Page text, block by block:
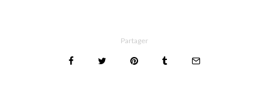
Partager